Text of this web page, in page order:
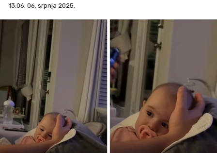
13:06, 06. srpnja 2025.